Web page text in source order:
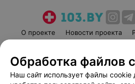
О проекте Новости проекта
Пользовательское соглашение
Вакансии
Обработка файлов
Наш сайт использует файлы cookie